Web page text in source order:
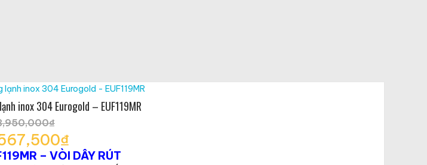
inox 304 Eurogold – EUF119MR
₫
Giá
gốc
là:
₫
Giá– VÒI DÂY RÚT